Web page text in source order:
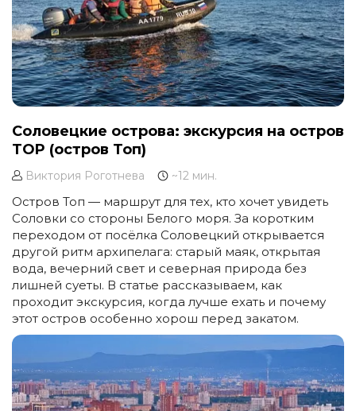
Соловецкие острова: экскурсия на остров
TOP (остров Топ)
Виктория Роготнева ~12 мин.
Остров Топ — маршрут для тех, кто хочет увидеть
Соловки со стороны Белого моря. За коротким
переходом от посёлка Соловецкий открывается
другой ритм архипелага: старый маяк, открытая
вода, вечерний свет и северная природа без
лишней суеты. В статье рассказываем, как
проходит экскурсия, когда лучше ехать и почему
этот остров особенно хорош перед закатом.